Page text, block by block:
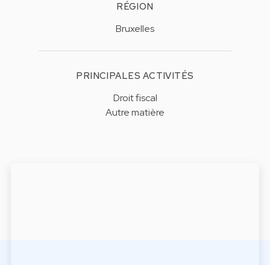
RÉGION
Bruxelles
PRINCIPALES ACTIVITÉS
Droit fiscal
Autre matière